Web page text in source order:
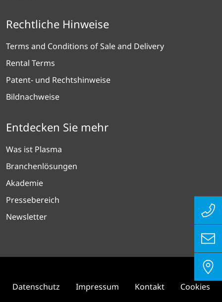
Rechtliche Hinweise
Terms and Conditions of Sale and Delivery
Rental Terms
Patent- und Rechtshinweise
Bildnachweise
Entdecken Sie mehr
Was ist Plasma
Branchenlösungen
Akademie
Pressebereich
Newsletter
Datenschutz Impressum Kontakt Cookies